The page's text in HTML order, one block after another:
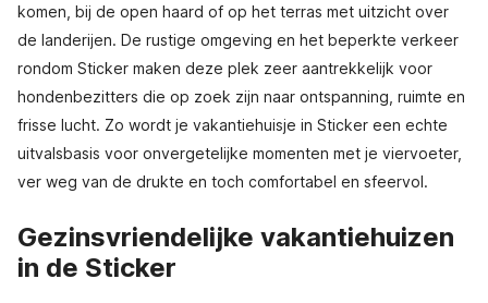
komen, bij de open haard of op het terras met uitzicht over
de landerijen. De rustige omgeving en het beperkte verkeer
rondom Sticker maken deze plek zeer aantrekkelijk voor
hondenbezitters die op zoek zijn naar ontspanning, ruimte en
frisse lucht. Zo wordt je vakantiehuisje in Sticker een echte
uitvalsbasis voor onvergetelijke momenten met je viervoeter,
ver weg van de drukte en toch comfortabel en sfeervol.
Gezinsvriendelijke vakantiehuizen
in de Sticker